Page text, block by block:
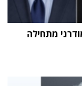
מתחילה